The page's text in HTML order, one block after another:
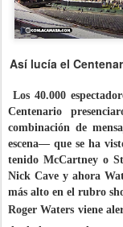
Así lucía el
Los 40.000
Centenario
combinación de
escena— que se ha
tenido McCartney o
Nick Cave y ahora
más alto en el rubro
Roger Waters viene